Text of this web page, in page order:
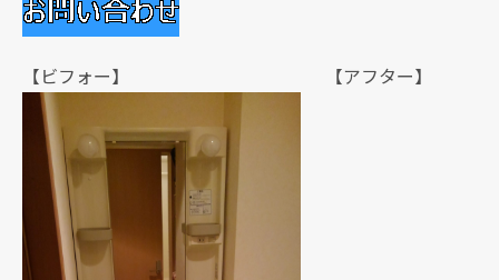
【ビフォー】 【アフター】